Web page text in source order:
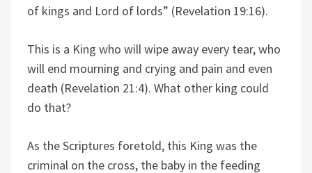
of kings and Lord of lords” (Revelation 19:16).
This is a King who will wipe away every tear, who
will end mourning and crying and pain and even
death (Revelation 21:4). What other king could
do that?
As the Scriptures foretold, this King was the
criminal on the cross, the baby in the feeding